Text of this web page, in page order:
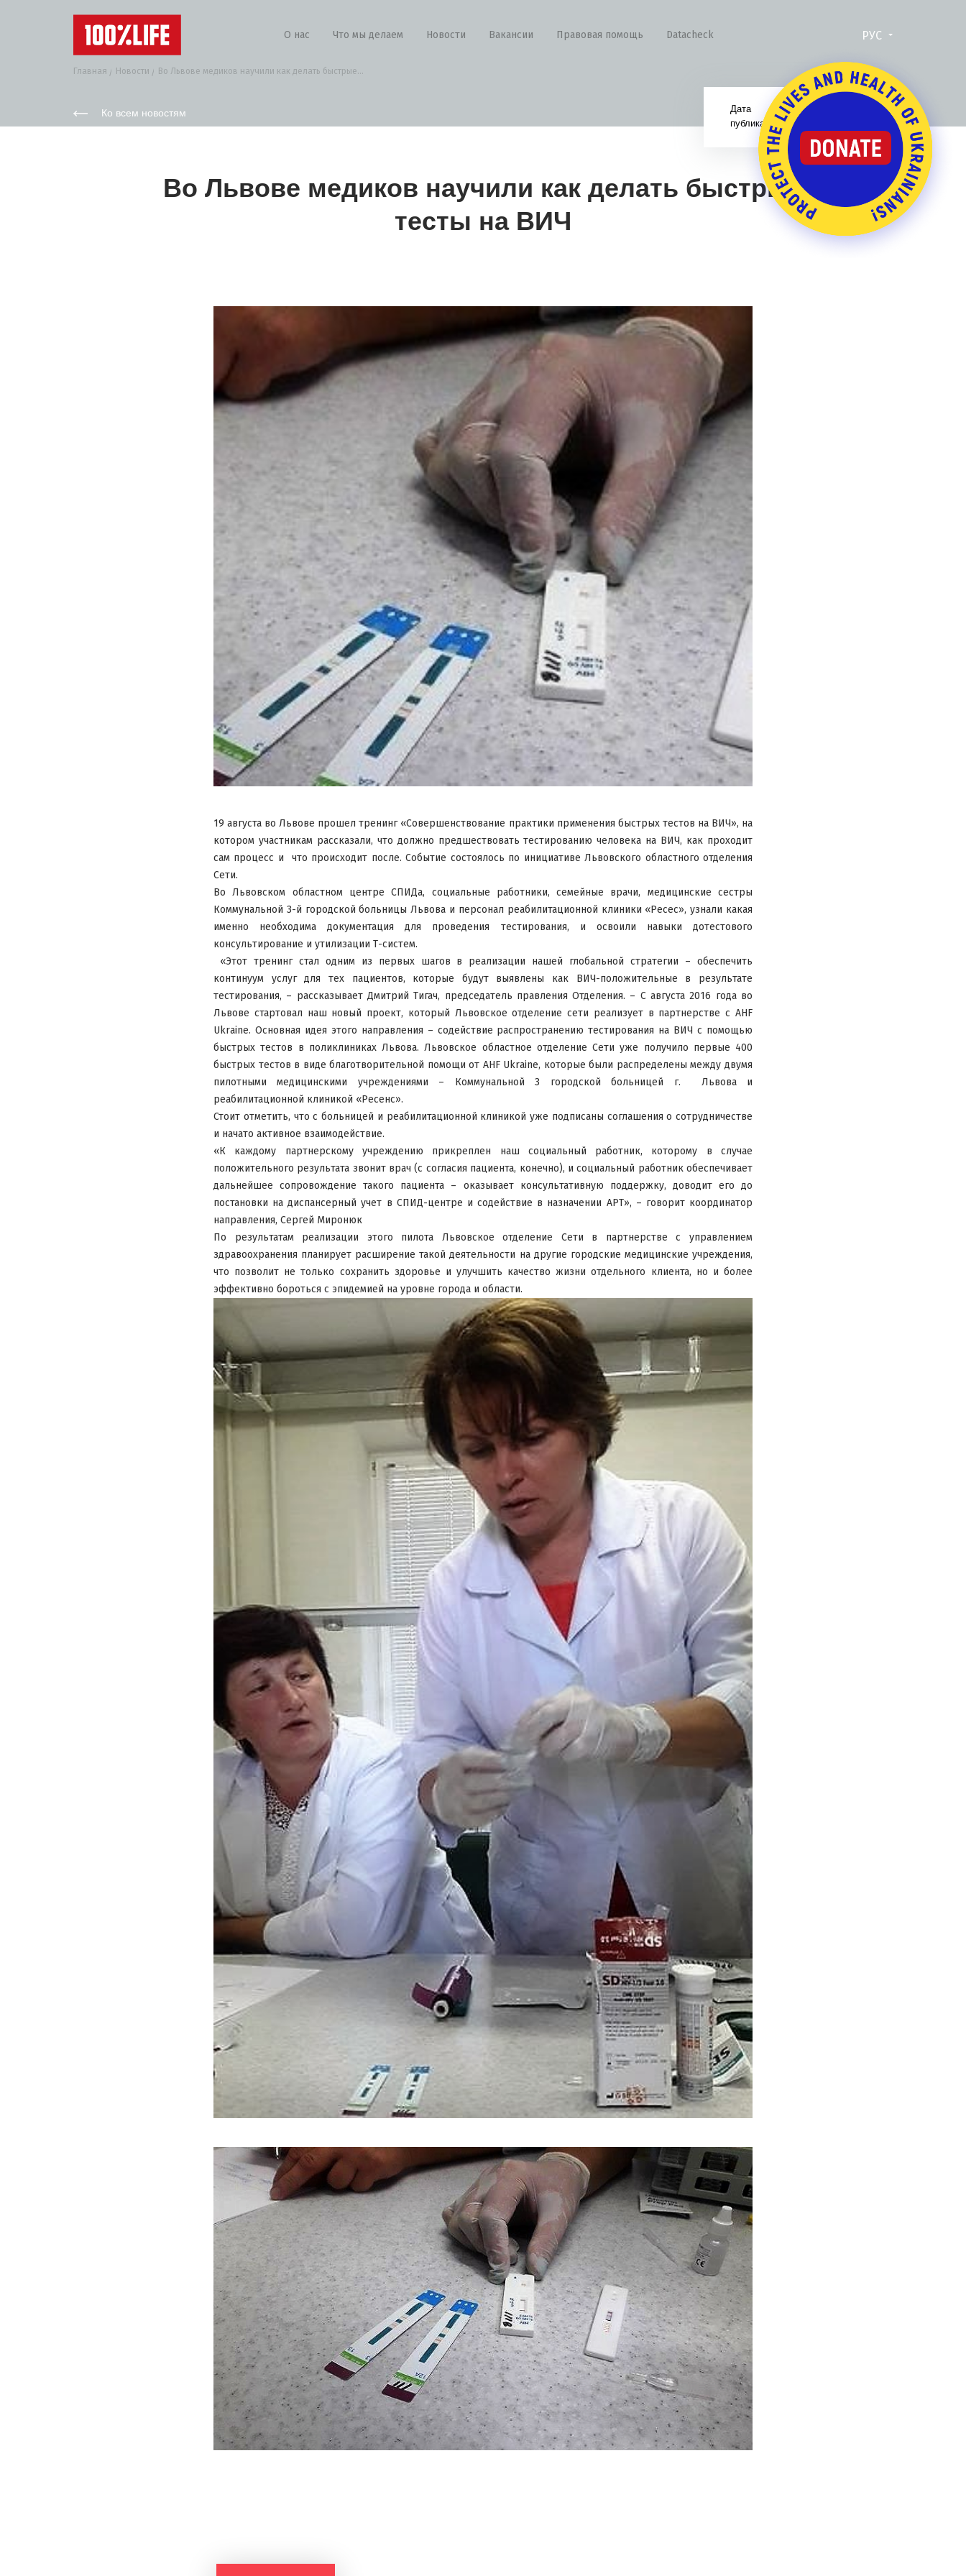
О нас Что мы делаем Новости Вакансии Правовая помощь Datacheck РУС
Главная Новости Во Львове медиков научили как делать быстрые...
Ко всем новостям
Дата
публикации:
Во Львове медиков научили как делать быстрые
тесты на ВИЧ
19 августа во Львове прошел тренинг «Совершенствование практики применения быстрых тестов на ВИЧ», на
котором участникам рассказали, что должно предшествовать тестированию человека на ВИЧ, как проходит
сам процесс и что происходит после. Событие состоялось по инициативе Львовского областного отделения
Сети.
Во Львовском областном центре СПИДа, социальные работники, семейные врачи, медицинские сестры
Коммунальной 3-й городской больницы Львова и персонал реабилитационной клиники «Ресес», узнали какая
именно необходима документация для проведения тестирования, и освоили навыки дотестового
консультирование и утилизации Т-систем.
«Этот тренинг стал одним из первых шагов в реализации нашей глобальной стратегии – обеспечить
континуум услуг для тех пациентов, которые будут выявлены как ВИЧ-положительные в результате
тестирования, – рассказывает Дмитрий Тигач, председатель правления Отделения. – С августа 2016 года во
Львове стартовал наш новый проект, который Львовское отделение сети реализует в партнерстве с AHF
Ukraine. Основная идея этого направления – содействие распространению тестирования на ВИЧ с помощью
быстрых тестов в поликлиниках Львова. Львовское областное отделение Сети уже получило первые 400
быстрых тестов в виде благотворительной помощи от AHF Ukraine, которые были распределены между двумя
пилотными медицинскими учреждениями – Коммунальной 3 городской больницей г. Львова и
реабилитационной клиникой «Ресенс».
Стоит отметить, что с больницей и реабилитационной клиникой уже подписаны соглашения о сотрудничестве
и начато активное взаимодействие.
«К каждому партнерскому учреждению прикреплен наш социальный работник, которому в случае
положительного результата звонит врач (с согласия пациента, конечно), и социальный работник обеспечивает
дальнейшее сопровождение такого пациента – оказывает консультативную поддержку, доводит его до
постановки на диспансерный учет в СПИД-центре и содействие в назначении АРТ», – говорит координатор
направления, Сергей Миронюк
По результатам реализации этого пилота Львовское отделение Сети в партнерстве с управлением
здравоохранения планирует расширение такой деятельности на другие городские медицинские учреждения,
что позволит не только сохранить здоровье и улучшить качество жизни отдельного клиента, но и более
эффективно бороться с эпидемией на уровне города и области.